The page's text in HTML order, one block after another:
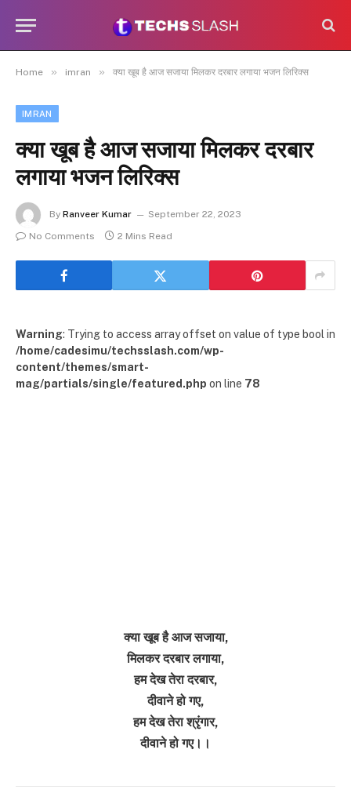
Home » imran » क्या खूब है आज सजाया मिलकर दरबार लगाया भजन लिरिक्स
IMRAN
क्या खूब है आज सजाया मिलकर दरबार
लगाया भजन लिरिक्स
By Ranveer Kumar
September 22, 2023
No Comments
2 Mins Read
Warning: Trying to access array offset on value of type bool in
/home/cadesimu/techsslash.com/wp-
content/themes/smart-
mag/partials/single/featured.php on line 78
क्या खूब है आज सजाया,
मिलकर दरबार लगाया,
हम देख तेरा दरबार,
दीवाने हो गए,
हम देख तेरा श्रृंगार,
दीवाने हो गए।।